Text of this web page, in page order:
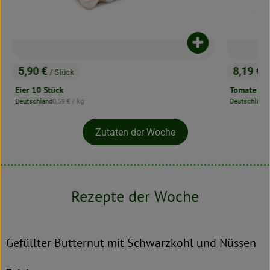
, Preis:
8,19 € / kg
Tomate
, Herkunft:
Deutschland
Produkt zum
, Preis:
10,39 €
Aroma-
, Herkunft:
Deutschland
Zutaten der Woche
Rezepte der Woche
Gefüllter Butternut mit Schwarzkohl und Nüssen